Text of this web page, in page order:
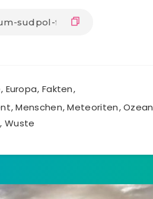
, Europa, Fakten,
,Menschen,Meteoriten,Ozean
, Wuste